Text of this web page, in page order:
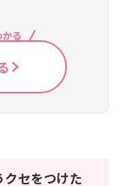
る
セをつけた